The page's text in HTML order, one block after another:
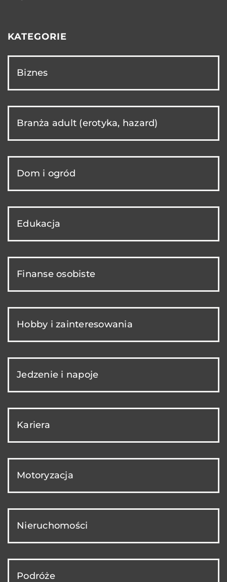
KATEGORIE
Biznes
Branża adult (erotyka, hazard)
Dom i ogród
Edukacja
Finanse osobiste
Hobby i zainteresowania
Jedzenie i napoje
Kariera
Motoryzacja
Nieruchomości
Podróże